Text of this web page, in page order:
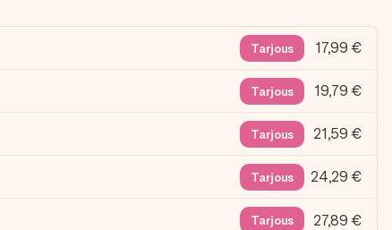
Tarjous 17,99 €
Tarjous 19,79 €
Tarjous 21,59 €
Tarjous 24,29 €
Tarjous 27,89 €